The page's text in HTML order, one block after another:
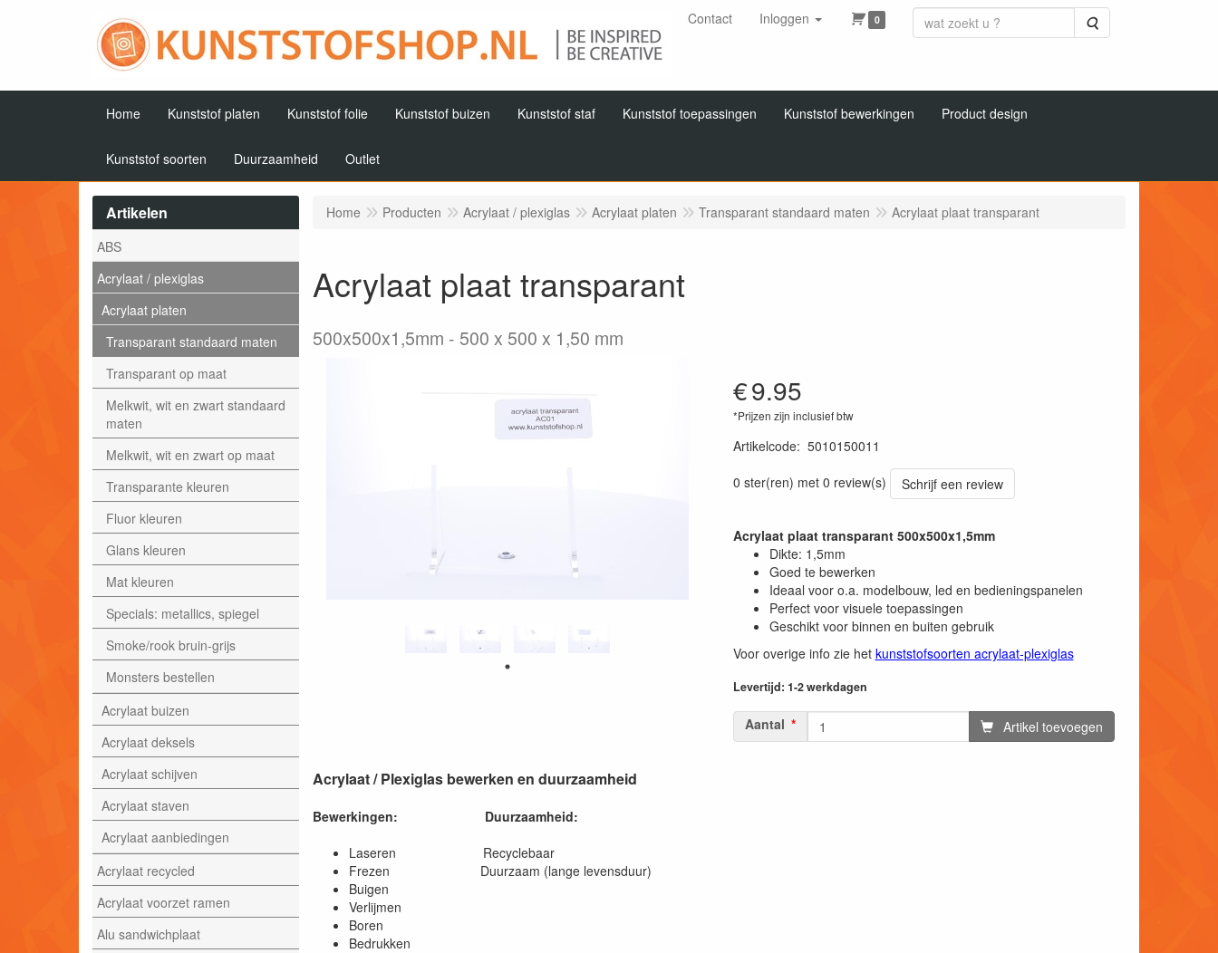
Contact Inloggen 0 Zoeken
Home Kunststof platen Kunststof folie Kunststof buizen Kunststof staf Kunststof toepassingen Kunststof bewerkingen Product design
Kunststof soorten Duurzaamheid Outlet
Artikelen
ABS
Acrylaat / plexiglas
Acrylaat platen
Transparant standaard maten
Transparant op maat
Melkwit, wit en zwart standaard
maten
Melkwit, wit en zwart op maat
Transparante kleuren
Fluor kleuren
Glans kleuren
Mat kleuren
Specials: metallics, spiegel
Smoke/rook bruin-grijs
Monsters bestellen
Acrylaat buizen
Acrylaat deksels
Acrylaat schijven
Acrylaat staven
Acrylaat aanbiedingen
Acrylaat recycled
Acrylaat voorzet ramen
Alu sandwichplaat
Home Producten Acrylaat / plexiglas Acrylaat platen Transparant standaard maten Acrylaat plaat transparant
Acrylaat plaat transparant
500x500x1,5mm 500 x 500 x 1,50 mm
€9.95
*Prijzen zijn inclusief btw
Artikelcode: 5010150011
0 ster(ren) met 0 review(s)
Schrijf een review
Acrylaat plaat transparant 500x500x1,5mm
Dikte: 1,5mm
Goed te bewerken
Ideaal voor o.a. modelbouw, led en bedieningspanelen
Perfect voor visuele toepassingen
Geschikt voor binnen en buiten gebruik
Voor overige info zie het kunststofsoorten acrylaat-plexiglas
Levertijd: 1-2 werkdagen
Aantal Artikel toevoegen
Acrylaat / Plexiglas bewerken en duurzaamheid
Bewerkingen:
Duurzaamheid:
Laseren Recyclebaar
Frezen Duurzaam (lange levensduur)
Buigen
Verlijmen
Boren
Bedrukken